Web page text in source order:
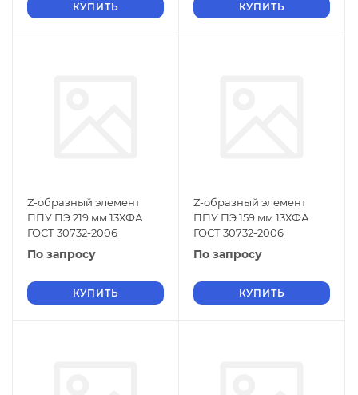
КУПИТЬ КУПИТЬ
Z-образный элемент
ППУ ПЭ 219 мм 13ХФА
ГОСТ 30732-2006
По запросу
КУПИТЬ
Z-образный элемент
ППУ ПЭ 159 мм 13ХФА
ГОСТ 30732-2006
По запросу
КУПИТЬ